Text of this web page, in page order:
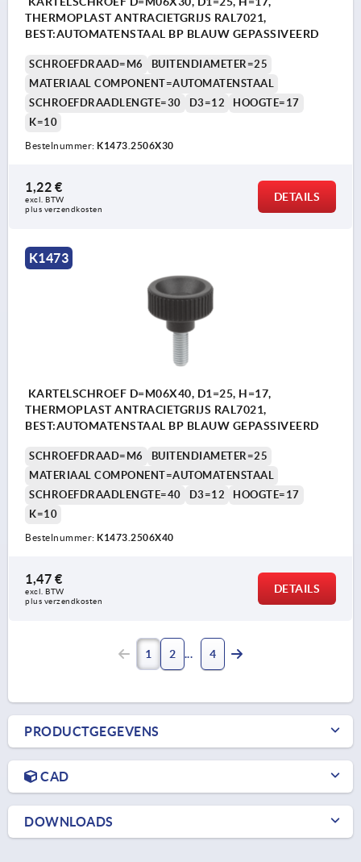
THERMOPLAST ANTRACIETGRIJS RAL7021,
BEST:AUTOMATENSTAAL BP BLAUW GEPASSIVEERD
SCHROEFDRAAD=M6
BUITENDIAMETER=25
MATERIAAL COMPONENT=AUTOMATENSTAAL
SCHROEFDRAADLENGTE=30
D3=12
HOOGTE=17
K=10
Bestelnummer: K1473.2506X30
1,22 €
excl. BTW
plus verzendkosten
DETAILS
K1473
KARTELSCHROEF D=M06X40, D1=25, H=17,
THERMOPLAST ANTRACIETGRIJS RAL7021,
BEST:AUTOMATENSTAAL BP BLAUW GEPASSIVEERD
SCHROEFDRAAD=M6
BUITENDIAMETER=25
MATERIAAL COMPONENT=AUTOMATENSTAAL
SCHROEFDRAADLENGTE=40
D3=12
HOOGTE=17
K=10
Bestelnummer: K1473.2506X40
1,47 €
excl. BTW
plus verzendkosten
DETAILS
1 2 4
PRODUCTGEGEVENS
CAD
DOWNLOADS